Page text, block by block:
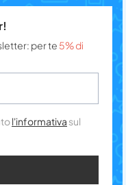
per te 5% di
l'informativa sul